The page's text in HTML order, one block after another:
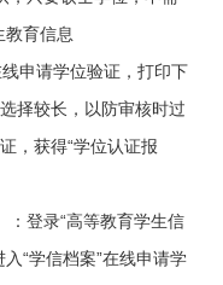
教育信息
线申请学位验证，打印下
择较长，以防审核时过
，获得“学位认证报
：登录“高等教育学生信
入“学信档案”在线申请学